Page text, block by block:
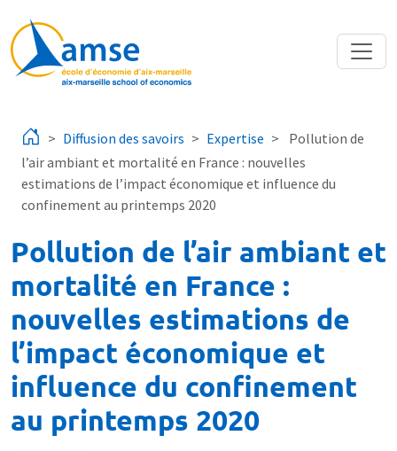
Diffusion des savoirs Expertise
Pollution de
l’air ambiant et mortalité en France : nouvelles
estimations de l’impact économique et influence du
confinement au printemps 2020
Pollution de l’air ambiant et
mortalité en France :
nouvelles estimations de
l’impact économique et
influence du confinement
au printemps 2020